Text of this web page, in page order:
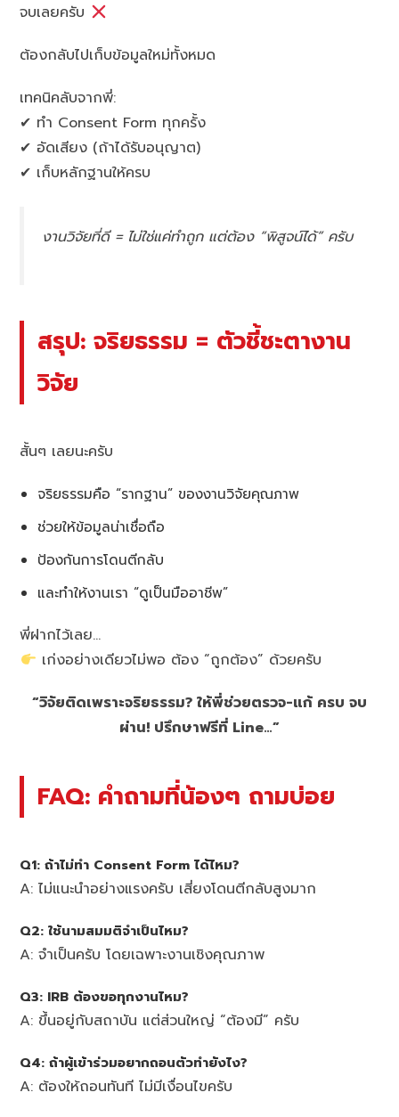
จบเลยครับ
ต้องกลับไปเก็บข้อมูลใหม่ทั้งหมด
เทคนิคลับจากพี่:
✔ ทำ Consent Form ทุกครั้ง
✔ อัดเสียง (ถ้าได้รับอนุญาต)
✔ เก็บหลักฐานให้ครบ
งานวิจัยที่ดี = ไม่ใช่แค่ทำถูก แต่ต้อง “พิสูจน์ได้” ครับ
สรุป: จริยธรรม = ตัวชี้ชะตางาน
วิจัย
สั้นๆ เลยนะครับ
จริยธรรมคือ “รากฐาน” ของงานวิจัยคุณภาพ
ช่วยให้ข้อมูลน่าเชื่อถือ
ป้องกันการโดนตีกลับ
และทำให้งานเรา “ดูเป็นมืออาชีพ”
พี่ฝากไว้เลย…
เก่งอย่างเดียวไม่พอ ต้อง “ถูกต้อง” ด้วยครับ
“วิจัยติดเพราะจริยธรรม? ให้พี่ช่วยตรวจ-แก้ ครบ จบ
ผ่าน! ปรึกษาฟรีที่ Line…”
FAQ: คำถามที่น้องๆ ถามบ่อย
Q1: ถ้าไม่ทำ Consent Form ได้ไหม?
A: ไม่แนะนำอย่างแรงครับ เสี่ยงโดนตีกลับสูงมาก
Q2: ใช้นามสมมติจำเป็นไหม?
A: จำเป็นครับ โดยเฉพาะงานเชิงคุณภาพ
Q3: IRB ต้องขอทุกงานไหม?
A: ขึ้นอยู่กับสถาบัน แต่ส่วนใหญ่ “ต้องมี” ครับ
Q4: ถ้าผู้เข้าร่วมอยากถอนตัวทำยังไง?
A: ต้องให้ถอนทันที ไม่มีเงื่อนไขครับ